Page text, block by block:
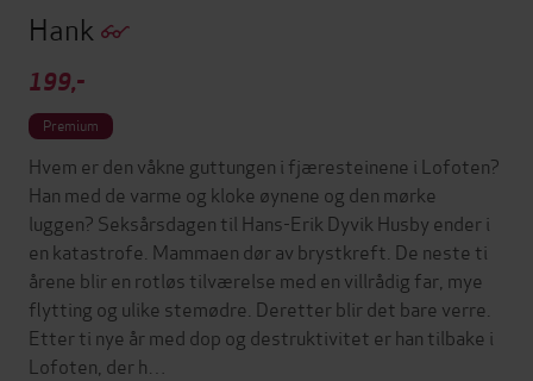
Hank
199,-
Premium
Hvem er den våkne guttungen i fjæresteinene i Lofoten?
Han med de varme og kloke øynene og den mørke
luggen? Seksårsdagen til Hans-Erik Dyvik Husby ender i
en katastrofe. Mammaen dør av brystkreft. De neste ti
årene blir en rotløs tilværelse med en villrådig far, mye
flytting og ulike stemødre. Deretter blir det bare verre.
Etter ti nye år med dop og destruktivitet er han tilbake i
Lofoten, der h…